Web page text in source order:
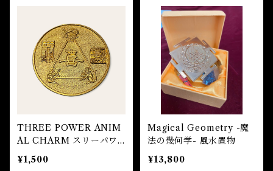
THREE POWER ANIM
AL CHARM スリーパワ
ーアニマルチャーム
¥1,500
Magical Geometry -魔
法の幾何学- 風水置物
¥13,800